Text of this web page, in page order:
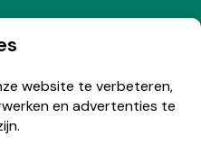
website te verbeteren,
en advertenties te
nieuwsbrief